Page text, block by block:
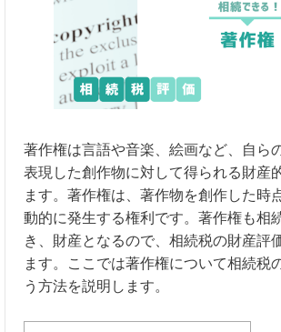
著作権は言語や音楽、絵画など、自ら
表現した創作物に対して得られる財産
ます。著作権は、著作物を創作した時
動的に発生する権利です。著作権も相
き、財産となるので、相続税の財産評
ます。ここでは著作権について相続税
う方法を説明します。